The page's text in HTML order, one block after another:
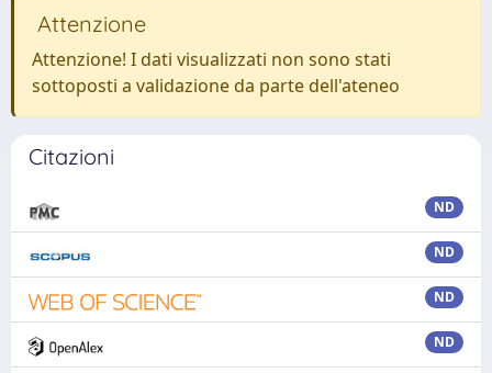
Attenzione
Attenzione! I dati visualizzati non sono stati
sottoposti a validazione da parte dell'ateneo
Citazioni
ND
ND
ND
ND